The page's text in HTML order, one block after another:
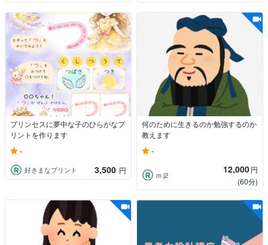
プリンセスに夢中な子のひらがなプ
リントを作ります
-
好きまなプリント 3,500 円
何のために生きるのか勉強するのか
教えます
-
m j2 12,000円
(60分)